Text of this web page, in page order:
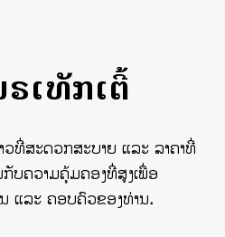
ເທັກເຕີ້
ທີ່ສະດວກສະບາຍ ແລະ ລາຄາທີ່
ບຄວາມຄຸ້ມຄອງທີ່ສູງເພື່ອ
ແລະ ຄອບຄົວຂອງທ່ານ.